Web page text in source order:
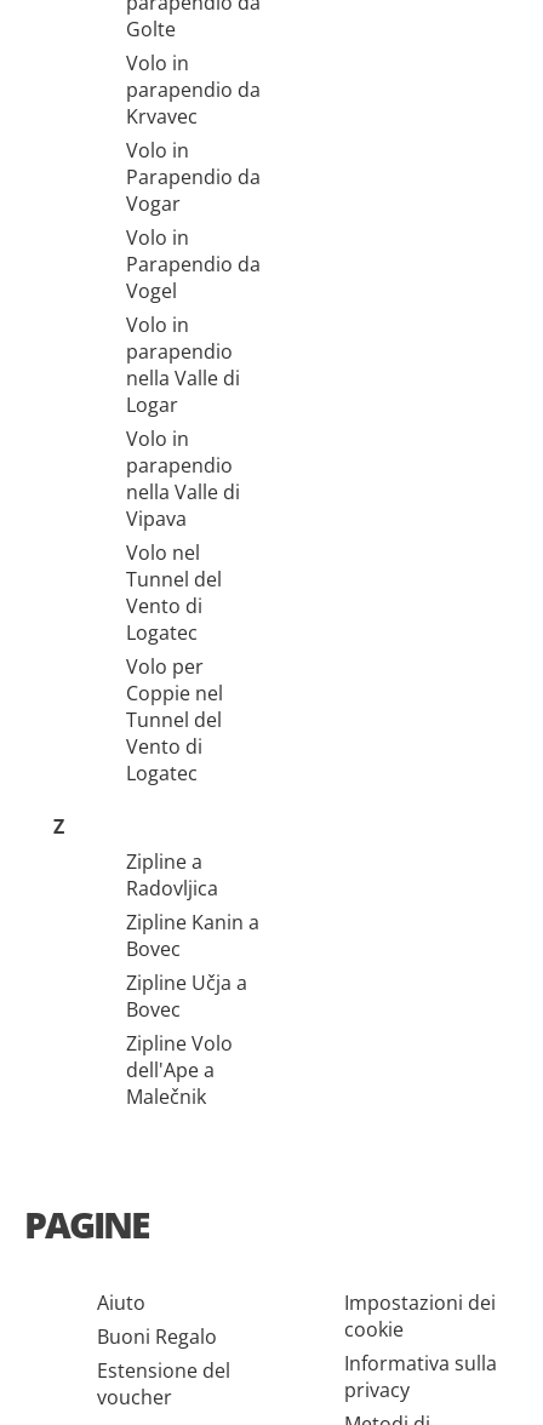
Golte
Volo in
parapendio da
Krvavec
Volo in
Parapendio da
Vogar
Volo in
Parapendio da
Vogel
Volo in
parapendio
nella Valle di
Logar
Volo in
parapendio
nella Valle di
Vipava
Volo nel
Tunnel del
Vento di
Logatec
Volo per
Coppie nel
Tunnel del
Vento di
Logatec
Z
Zipline a
Radovljica
Zipline Kanin a
Bovec
Zipline Učja a
Bovec
Zipline Volo
dell'Ape a
Malečnik
PAGINE
Aiuto
Buoni Regalo
Estensione del
voucher
Impostazioni dei
cookie
Informativa sulla
privacy